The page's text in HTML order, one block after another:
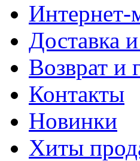
Интернет-
Доставка
Возврат и
Контакты
Новинки
Хиты